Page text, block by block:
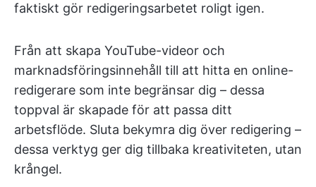
faktiskt gör redigeringsarbetet roligt igen.
Från att skapa YouTube-videor och
marknadsföringsinnehåll till att hitta en online-
redigerare som inte begränsar dig – dessa
toppval är skapade för att passa ditt
arbetsflöde. Sluta bekymra dig över redigering –
dessa verktyg ger dig tillbaka kreativiteten, utan
krångel.